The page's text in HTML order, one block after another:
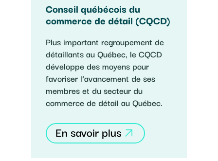
Conseil québécois du
commerce de détail (CQCD)
Plus important regroupement de
détaillants au Québec, le CQCD
développe des moyens pour
favoriser l’avancement de ses
membres et du secteur du
commerce de détail au Québec.
En savoir plus